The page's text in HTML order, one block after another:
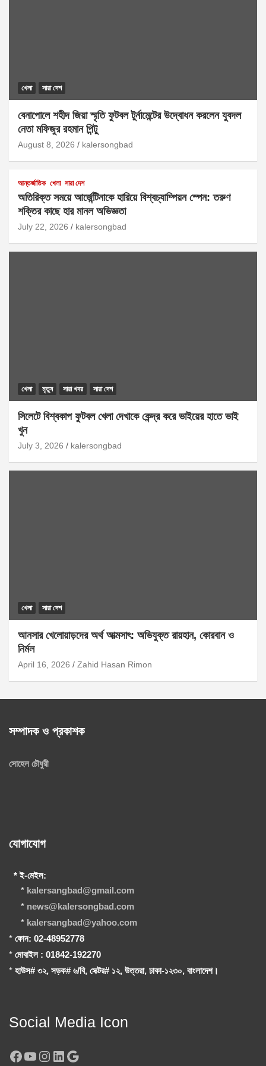
খেলা সারা দেশ
বেনাপোলে শহীদ জিয়া স্মৃতি ফুটবল টুর্নামেন্টের উদ্বোধন করলেন যুবদল
নেতা মফিজুর রহমান পিন্টু
August 8, 2026 kalersongbad
আন্তর্জাতিক খেলা সারা দেশ
অতিরিক্ত সময়ে আর্জেন্টিনাকে হারিয়ে বিশ্বচ্যাম্পিয়ন স্পেন: তরুণ
শক্তির কাছে হার মানল অভিজ্ঞতা
July 22, 2026 kalersongbad
খেলা মৃত্যু সারা খবর সারা দেশ
সিলেটে বিশ্বকাপ ফুটবল খেলা দেখাকে কেন্দ্র করে ভাইয়ের হাতে ভাই
খুন
July 3, 2026 kalersongbad
খেলা সারা দেশ
আনসার খেলোয়াড়দের অর্থ আত্মসাৎ: অভিযুক্ত রায়হান, কোরবান ও
নির্মল
April 16, 2026 Zahid Hasan Rimon
সম্পাদক ও প্রকাশক
সোহেল চৌধুরী
যোগাযোগ
* ই-মেইল:
* kalersangbad@gmail.com
* news@kalersongbad.com
* kalersangbad@yahoo.com
* ফোন: 02-48952778
* মোবাইল : 01842-192270
* হাউস# ৩২, সড়ক# ৬/বি, সেক্টর# ১২, উত্তরা, ঢাকা-১২৩০, বাংলাদেশ।
Social Media Icon
Facebook
YouTube
Instagram
LinkedIn
Google